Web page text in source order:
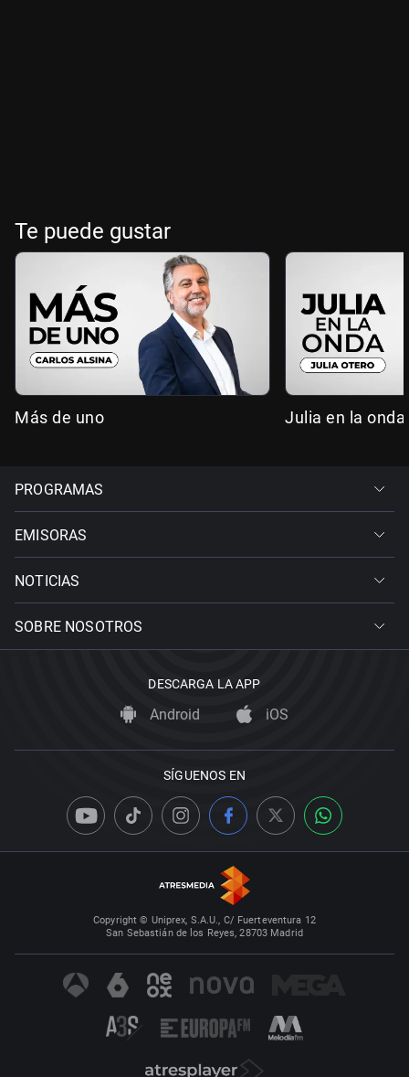
Te puede gustar
Más de uno Julia en la onda
PROGRAMAS
EMISORAS
NOTICIAS
SOBRE NOSOTROS
DESCARGA LA APP
Android iOS
SÍGUENOS EN
Copyright © Uniprex, S.A.U., C/ Fuerteventura 12
San Sebastián de los Reyes, 28703 Madrid